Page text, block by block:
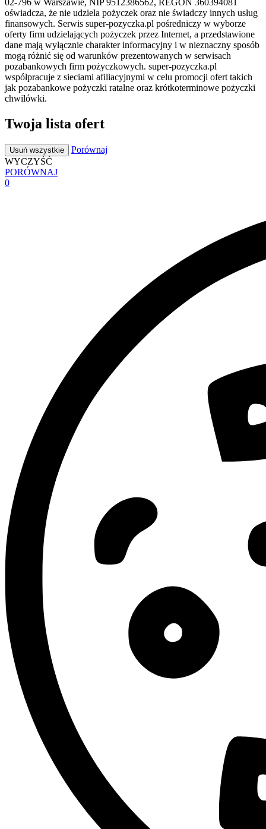
oświadcza, że nie udziela pożyczek oraz nie świadczy innych usług
finansowych. Serwis super-pozyczka.pl pośredniczy w wyborze
oferty firm udzielających pożyczek przez Internet, a przedstawione
dane mają wyłącznie charakter informacyjny i w nieznaczny sposób
mogą różnić się od warunków prezentowanych w serwisach
pozabankowych firm pożyczkowych. super-pozyczka.pl
współpracuje z sieciami afiliacyjnymi w celu promocji ofert takich
jak pozabankowe pożyczki ratalne oraz krótkoterminowe pożyczki
chwilówki.
Twoja lista ofert
Usuń wszystkie
Porównaj
WYCZYŚĆ
PORÓWNAJ
0